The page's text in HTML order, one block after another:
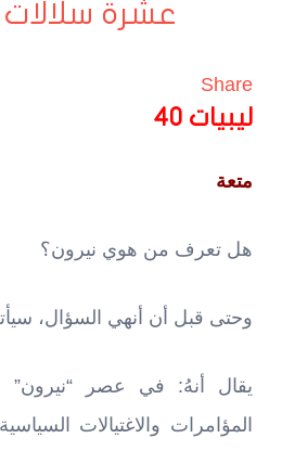
عشرة
Share
ليبيات 40
متعة
هل تعرف من هوي نيرون؟
وحتى قبل أن أنهي السؤال،
المؤامرات والاغتيالات